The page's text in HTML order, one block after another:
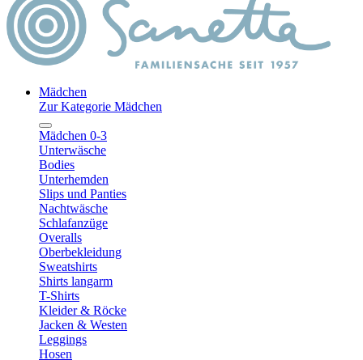
Mädchen
Zur Kategorie Mädchen
Mädchen 0-3
Unterwäsche
Bodies
Unterhemden
Slips und Panties
Nachtwäsche
Schlafanzüge
Overalls
Oberbekleidung
Sweatshirts
Shirts langarm
T-Shirts
Kleider & Röcke
Jacken & Westen
Leggings
Hosen